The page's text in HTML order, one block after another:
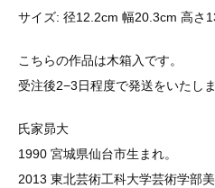
サイズ: 径12.2cm 幅20.3cm 高さ
こちらの作品は木箱入です。
受注後2−3日程度で発送をいたしま
氏家昴大
1990 宮城県仙台市生まれ。
2013 東北芸術工科大学芸術学部